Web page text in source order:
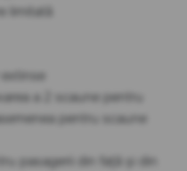
limitată
a 2 scaune pentru
pentru scaune
pasagerii din față și din